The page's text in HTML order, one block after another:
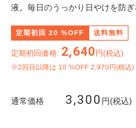
液。毎日のうっかり日やけを防
定期初回 20 %OFF 送料無料
定期初回価格: 2,640円(税込)
※2回目以降は 10 %OFF 2,970円(税込)
通常価格 3,300 円(税込)